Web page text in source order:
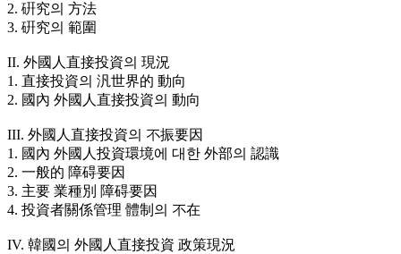
2. 硏究의 方法
3. 硏究의 範圍
II. 外國人直接投資의 現況
1. 直接投資의 汎世界的 動向
2. 國內 外國人直接投資의 動向
III. 外國人直接投資의 不振要因
1. 國內 外國人投資環境에 대한 外部의 認識
2. 一般的 障碍要因
3. 主要 業種別 障碍要因
4. 投資者關係管理 體制의 不在
IV. 韓國의 外國人直接投資 政策現況